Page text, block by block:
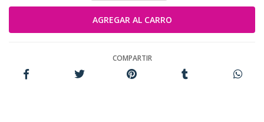
COMPARTIR